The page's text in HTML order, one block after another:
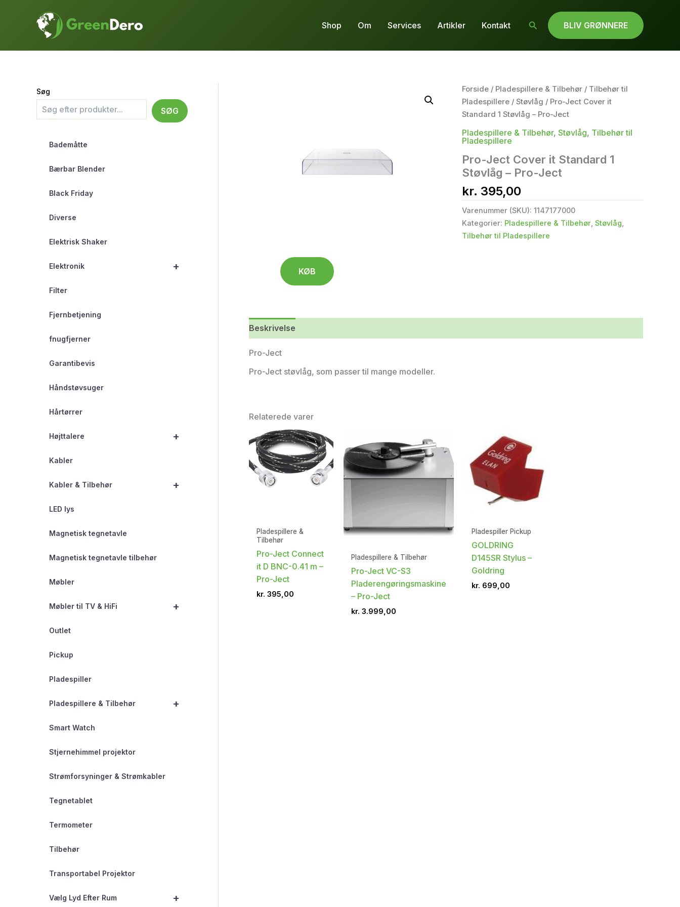
Shop Om Services Artikler Kontakt Søg BLIV GRØNNERE
Søg
SØG
Bademåtte
Bærbar Blender
Black Friday
Diverse
Elektrisk Shaker
+
Elektronik
Filter
Fjernbetjening
fnugfjerner
Garantibevis
Håndstøvsuger
Hårtørrer
+
Højttalere
Kabler
+
Kabler & Tilbehør
LED lys
Magnetisk tegnetavle
Magnetisk tegnetavle tilbehør
Møbler
+
Møbler til TV & HiFi
Outlet
Pickup
Pladespiller
+
Pladespillere & Tilbehør
Smart Watch
Stjernehimmel projektor
Strømforsyninger & Strømkabler
Tegnetablet
Termometer
Tilbehør
Transportabel Projektor
+
Vælg Lyd Efter Rum
Forside/ Pladespillere & Tilbehør/ Tilbehør til
Pladespillere/ Støvlåg / Pro-Ject Cover it
Standard 1 Støvlåg – Pro-Ject
Pladespillere & Tilbehør, Støvlåg, Tilbehør til
Pladespillere
Pro-Ject Cover it Standard 1
Støvlåg – Pro-Ject
kr. 395,00
Varenummer (SKU): 1147177000
Kategorier: Pladespillere & Tilbehør, Støvlåg
Tilbehør til Pladespillere
KØB
Beskrivelse
Pro-Ject
Pro-Ject støvlåg, som passer til mange modeller.
Relaterede varer
Pladespillere &
Tilbehør
Pro-Ject Connect
it D BNC-0.41 m –
Pro-Ject
kr. 395,00
Pladespillere & Tilbehør
Pro-Ject VC-S3
Pladerengøringsmaskine
– Pro-Ject
kr. 3.999,00
Pladespiller Pickup
GOLDRING
D145SR Stylus –
Goldring
kr. 699,00